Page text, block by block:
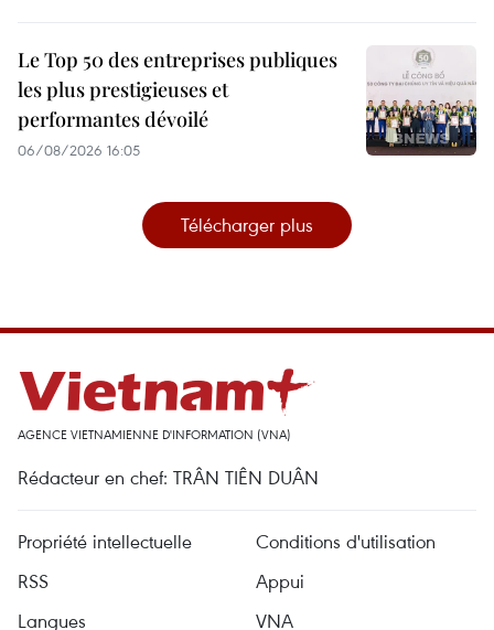
Le Top 50 des entreprises publiques
les plus prestigieuses et
performantes dévoilé
06/08/2026 16:05
Télécharger plus
AGENCE VIETNAMIENNE D'INFORMATION (VNA)
Rédacteur en chef: TRÂN TIÊN DUÂN
Propriété intellectuelle
Conditions d'utilisation
RSS
Appui
Langues
VNA